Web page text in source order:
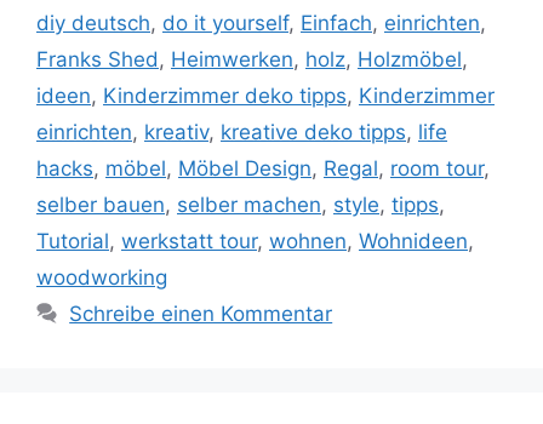
diy deutsch, do it yourself, Einfach, einrichten,
Franks Shed , Heimwerken, holz, Holzmöbel,
ideen, Kinderzimmer deko tipps, Kinderzimmer
einrichten, kreativ, kreative deko tipps, life
hacks, möbel, Möbel Design, Regal, room tour,
selber bauen, selber machen, style, tipps,
Tutorial, werkstatt tour, wohnen, Wohnideen,
woodworking
Schreibe einen Kommentar